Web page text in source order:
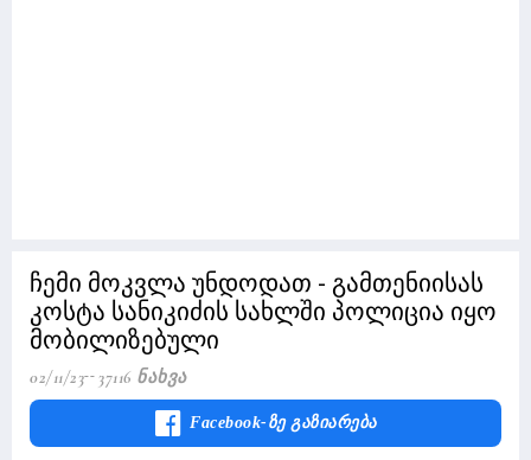
ჩემი მოკვლა უნდოდათ - გამთენიისას
კოსტა სანიკიძის სახლში პოლიცია იყო
მობილიზებული
02/11/23 37116 Ნახვა
Facebook-Ზე Გაზიარება